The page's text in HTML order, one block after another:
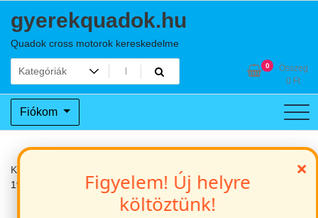
gyerekquadok.hu
Quadok cross motorok kereskedelme
0
Összeg
0 Ft
Fiókom
Kezdőlap
HR 150cc off road dirt bike / pitbike
19/16 kerék
×
Figyelem! Új helyre
költöztünk!